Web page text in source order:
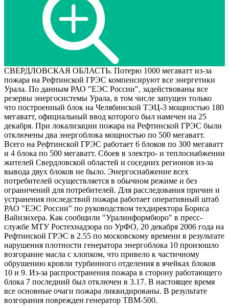
СВЕРДЛОВСКАЯ ОБЛАСТЬ. Потерю 1000 мегаватт из-за
пожара на Рефтинской ГРЭС компенсируют все энергетики
Урала. По данным РАО "ЕЭС России", задействованы все
резервы энергосистемы Урала, в том числе запущен только
что построенный блок на Челябинской ТЭЦ-3 мощностью 180
мегаватт, официальный ввод которого был намечен на 25
декабря. При локализации пожара на Рефтинской ГРЭС были
отключены два энергоблока мощностью по 500 мегаватт.
Всего на Рефтинской ГРЭС работает 6 блоков по 300 мегаватт
и 4 блока по 500 мегаватт. Сбоев в электро- и теплоснабжении
жителей Свердловской областей и соседних регионов из-за
вывода двух блоков не было. Энергоснабжение всех
потребителей осуществляется в обычном режиме и без
ограничений для потребителей. Для расследования причин и
устранения последствий пожара работает оперативный штаб
РАО "ЕЭС России" по руководством техдиректора Бориса
Вайнзихера. Как сообщили "Уралинформбюро" в пресс-
службе МТУ Ростехнадзора по УрФО, 20 декабря 2006 года на
Рефтинской ГРЭС в 2.55 по московскому времени в результате
нарушения плотности генератора энергоблока 10 произошло
возгорание масла с хлопком, что привело к частичному
обрушению кровли турбинного отделения в ячейках блоков
10 и 9. Из-за распространения пожара в сторону работающего
блока 7 последний был отключен в 3.17. В настоящее время
все основные очаги пожара ликвидированы. В результате
возгорания поврежден генератор ТВМ-500.